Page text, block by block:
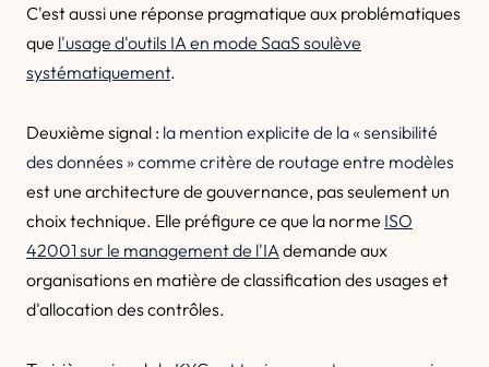
C'est aussi une réponse pragmatique aux problématiques
que l'usage d'outils IA en mode SaaS soulève
systématiquement.
Deuxième signal : la mention explicite de la « sensibilité
des données » comme critère de routage entre modèles
est une architecture de gouvernance, pas seulement un
choix technique. Elle préfigure ce que la norme ISO
42001 sur le management de l'IAdemande aux
organisations en matière de classification des usages et
d'allocation des contrôles.